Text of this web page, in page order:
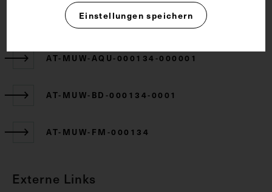
Zugehörige Objekte
AT-MUW-AQU-000134-000001
AT-MUW-BD-000134-0001
AT-MUW-FM-000134
Externe Links
Einstellungen speichern